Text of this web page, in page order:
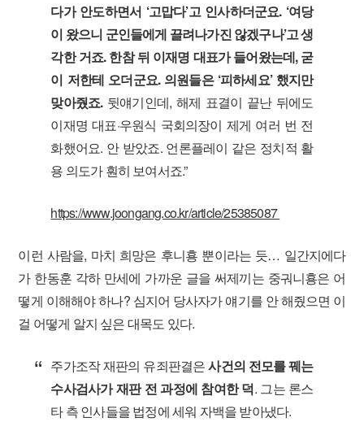
다가 안도하면서 ‘고맙다’고 인사하더군요. ‘여당
이 왔으니 군인들에게 끌려나가진 않겠구나’고 생
각한 거죠. 한참 뒤 이재명 대표가 들어왔는데, 굳
이 저한테 오더군요. 의원들은 ‘피하세요’ 했지만
맞아줬죠.뒷얘기인데, 해제 표결이 끝난 뒤에도
이재명 대표·우원식 국회의장이 제게 여러 번 전
화했어요. 안 받았죠. 언론플레이 같은 정치적 활
용 의도가 훤히 보여서죠.”
https://www.joongang.co.kr/article/25385087
이런 사람을, 마치 희망은 후니횽 뿐이라는 듯… 일간지에다
가 한동훈 각하 만세에 가까운 글을 써제끼는 중궈니횽은 어
떻게 이해해야 하나? 심지어 당사자가 얘기를 안 해줬으면 이
걸 어떻게 알지 싶은 대목도 있다.
주가조작 재판의 유죄판결은사건의 전모를 꿰는
수사검사가 재판 전 과정에 참여한 덕. 그는 론스
타 측 인사들을 법정에 세워 자백을 받아냈다.